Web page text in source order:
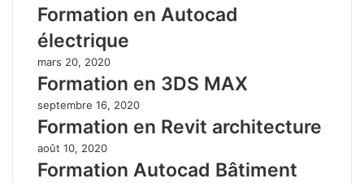
Formation en Autocad
électrique
mars 20, 2020
Formation en 3DS MAX
septembre 16, 2020
Formation en Revit architecture
août 10, 2020
Formation Autocad Bâtiment